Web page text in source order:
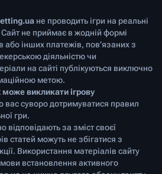
не проводить ігри на реальні
Сайт не приймає в жодній формі
або інших платежів, пов’язаних з
діяльністю чи
на сайті публікуються виключно
метою.
може викликати ігрову
вас суворо дотримуватися правил
гри.
відповідають за зміст своєї
статей можуть не збігатися з
Використання матеріалів сайту
встановлення активного